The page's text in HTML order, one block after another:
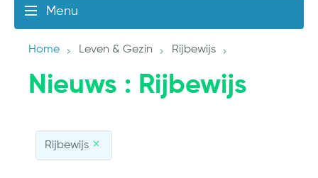
Menu
Home Leven & Gezin Rijbewijs
Nieuws : Rijbewijs
Rijbewijs